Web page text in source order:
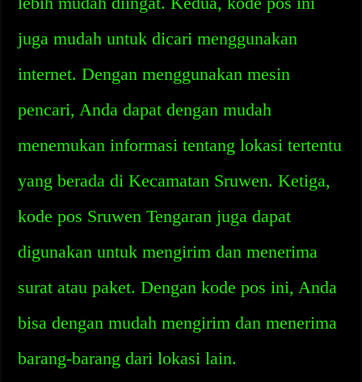
juga mudah untuk dicari menggunakan
internet. Dengan menggunakan mesin
pencari, Anda dapat dengan mudah
menemukan informasi tentang lokasi tertentu
yang berada di Kecamatan Sruwen. Ketiga,
kode pos Sruwen Tengaran juga dapat
digunakan untuk mengirim dan menerima
surat atau paket. Dengan kode pos ini, Anda
bisa dengan mudah mengirim dan menerima
barang-barang dari lokasi lain.